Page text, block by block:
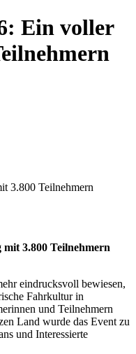
Ein voller
3.800 Teilnehmern
3.800 Teilnehmern
eindrucksvoll bewiesen,
Fahrkultur in
und Teilnehmern
Land wurde das Event zu
und Interessierte